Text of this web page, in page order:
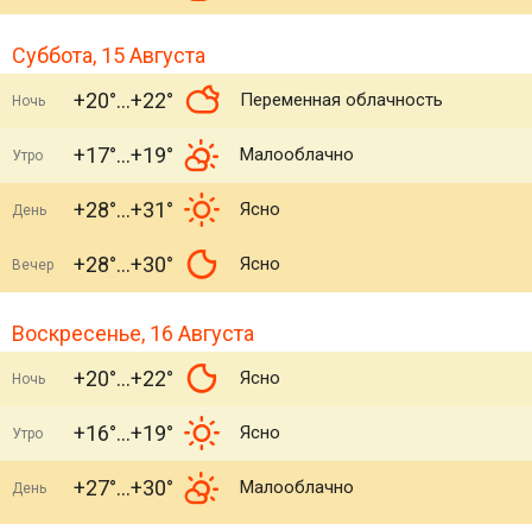
Суббота, 15 Августа
Ночь +20° +22° Переменная облачность
Утро +17° +19° Малооблачно
День +28° +31° Ясно
Вечер +28° +30° Ясно
Воскресенье, 16 Августа
Ночь +20° +22° Ясно
Утро +16° +19° Ясно
День +27° +30° Малооблачно